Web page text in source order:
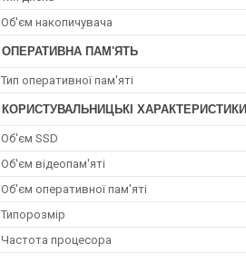
Об'єм накопичувача
ОПЕРАТИВНА ПАМ'ЯТЬ
Тип оперативної пам'яті
КОРИСТУВАЛЬНИЦЬКІ ХАРАКТЕРИСТИКИ
Об'єм SSD
Об'єм відеопам'яті
Об'єм оперативної пам'яті
Типорозмір
Частота процесора